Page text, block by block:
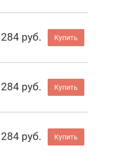
284 руб. Купить
284 руб. Купить
284 руб. Купить